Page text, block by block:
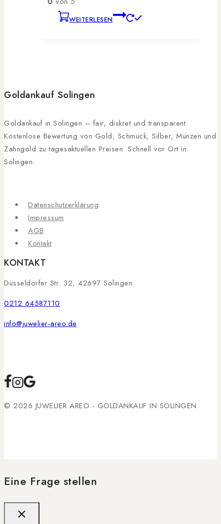
WEITERLESEN
Goldankauf Solingen
Goldankauf in Solingen – fair, diskret und transparent.
Kostenlose Bewertung von Gold, Schmuck, Silber, Münzen und
Zahngold zu tagesaktuellen Preisen. Schnell vor Ort in
Solingen.
Datenschutzerklärung
Impressum
AGB
Kontakt
KONTAKT
Düsseldorfer Str. 32, 42697 Solingen
0212 64587110
info@juwelier-areo.de
© 2026 JUWELIER AREO - GOLDANKAUF IN SOLINGEN
Eine Frage stellen